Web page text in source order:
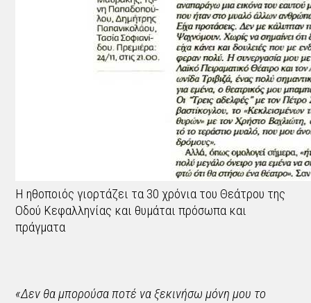
Η ηθοποιός γιορτάζει τα 30 χρόνια του Θεάτρου της
Οδού Κεφαλληνίας και θυμάται πρόσωπα και
πράγματα
«Δεν θα μπορούσα ποτέ να ξεκινήσω μόνη μου το